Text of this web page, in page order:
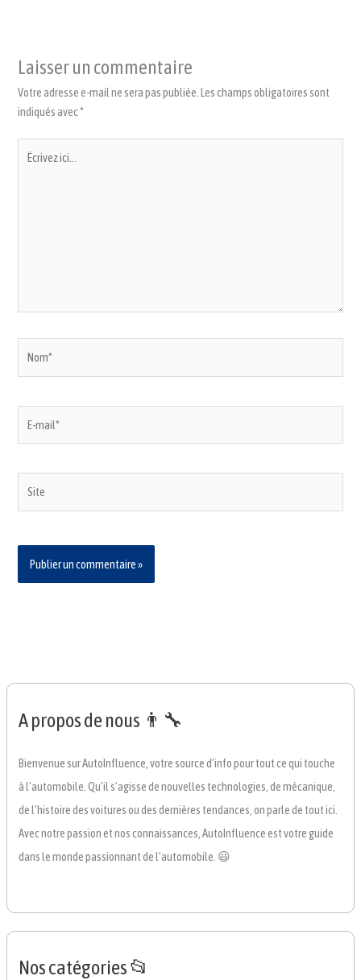
Laisser un commentaire
Votre adresse e-mail ne sera pas publiée. Les champs obligatoires sont
indiqués avec*
ici…
mail*
A propos de nous 👨‍🔧
Bienvenue sur AutoInfluence, votre source d’info pour tout ce qui touche
à l’automobile. Qu’il s’agisse de nouvelles technologies, de mécanique,
de l’histoire des voitures ou des dernières tendances, on parle de tout ici.
Avec notre passion et nos connaissances, AutoInfluence est votre guide
dans le monde passionnant de l’automobile. 😃
Nos catégories 📂